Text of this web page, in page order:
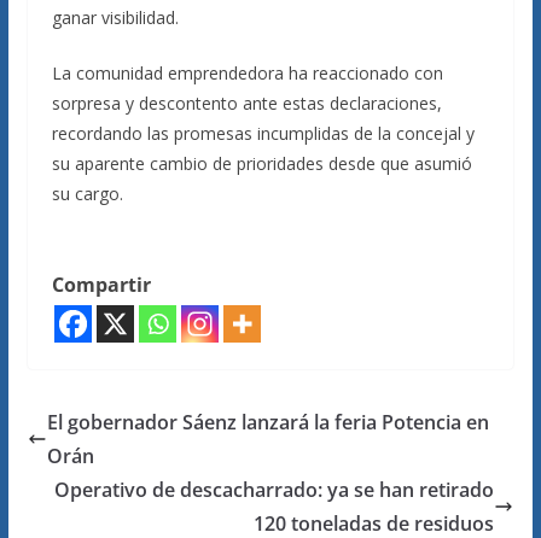
ganar visibilidad.
La comunidad emprendedora ha reaccionado con
sorpresa y descontento ante estas declaraciones,
recordando las promesas incumplidas de la concejal y
su aparente cambio de prioridades desde que asumió
su cargo.
Compartir
El gobernador Sáenz lanzará la feria Potencia en
Orán
Operativo de descacharrado: ya se han retirado
120 toneladas de residuos